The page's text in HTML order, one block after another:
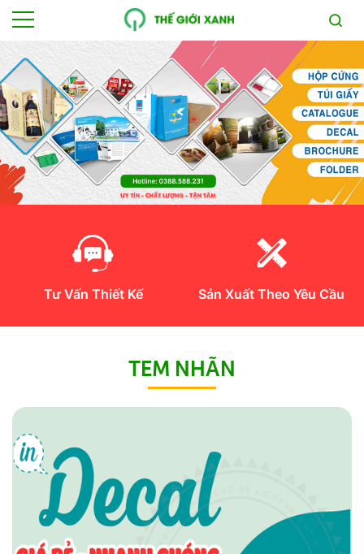
Tư Vấn Thiết Kế Sản Xuất Theo Yêu Cầu
TEM NHÃN